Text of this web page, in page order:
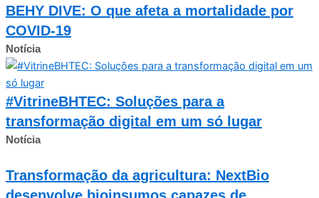
BEHY DIVE: O que afeta a mortalidade por
COVID-19
Notícia
#VitrineBHTEC: Soluções para a
transformação digital em um só lugar
Notícia
Transformação da agricultura: NextBio